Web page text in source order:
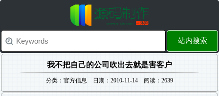
站内搜索
我不把自己的公司吹出去就是害客户
分类：官方信息 日期：2010-11-14 阅读：2639